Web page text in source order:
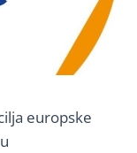
europske